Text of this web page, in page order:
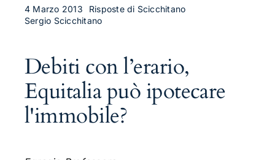
Contatti
4 Marzo 2013
Risposte di Scicchitano
Sergio Scicchitano
Debiti con l’erario,
Equitalia può ipotecare
l'immobile?